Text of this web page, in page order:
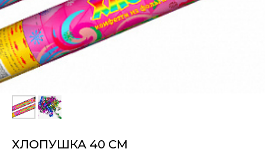
ХЛОПУШКА 40 СМ